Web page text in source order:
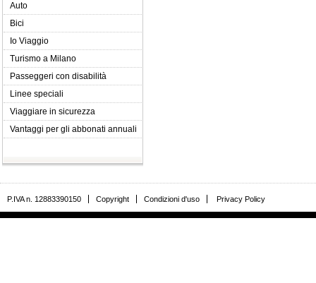
Auto
Bici
Io Viaggio
Turismo a Milano
Passeggeri con disabilità
Linee speciali
Viaggiare in sicurezza
Vantaggi per gli abbonati annuali
P.IVA n. 12883390150 Copyright Condizioni d'uso Privacy Policy